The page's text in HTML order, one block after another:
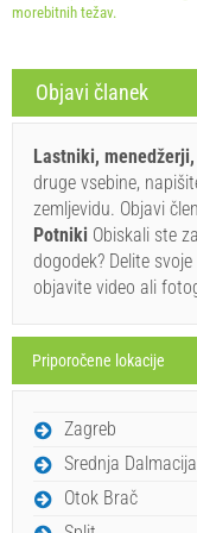
Če ne želite
jih zapišite spodaj
morebitnih težav.
Objavi članek
Lastniki,
druge vsebine,
zemljevidu. Objavi
Potniki Obiskali ste
dogodek? Delite
objavite video ali
Priporočene lokacije
Zagreb
Srednja Dalmacija
Otok Brač